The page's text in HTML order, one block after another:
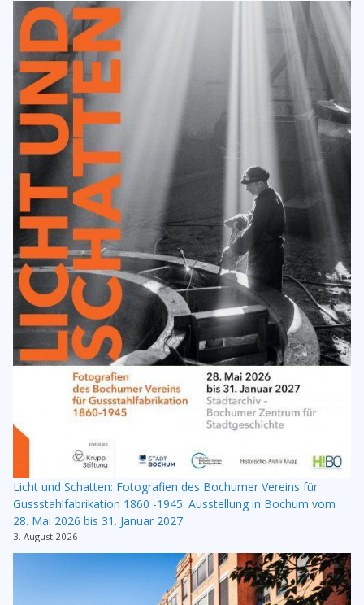
Licht und Schatten: Fotografien des Bochumer Vereins für
Gussstahlfabrikation 1860 -1945: Ausstellung in Bochum vom
28. Mai 2026 bis 31. Januar 2027
3. August 2026